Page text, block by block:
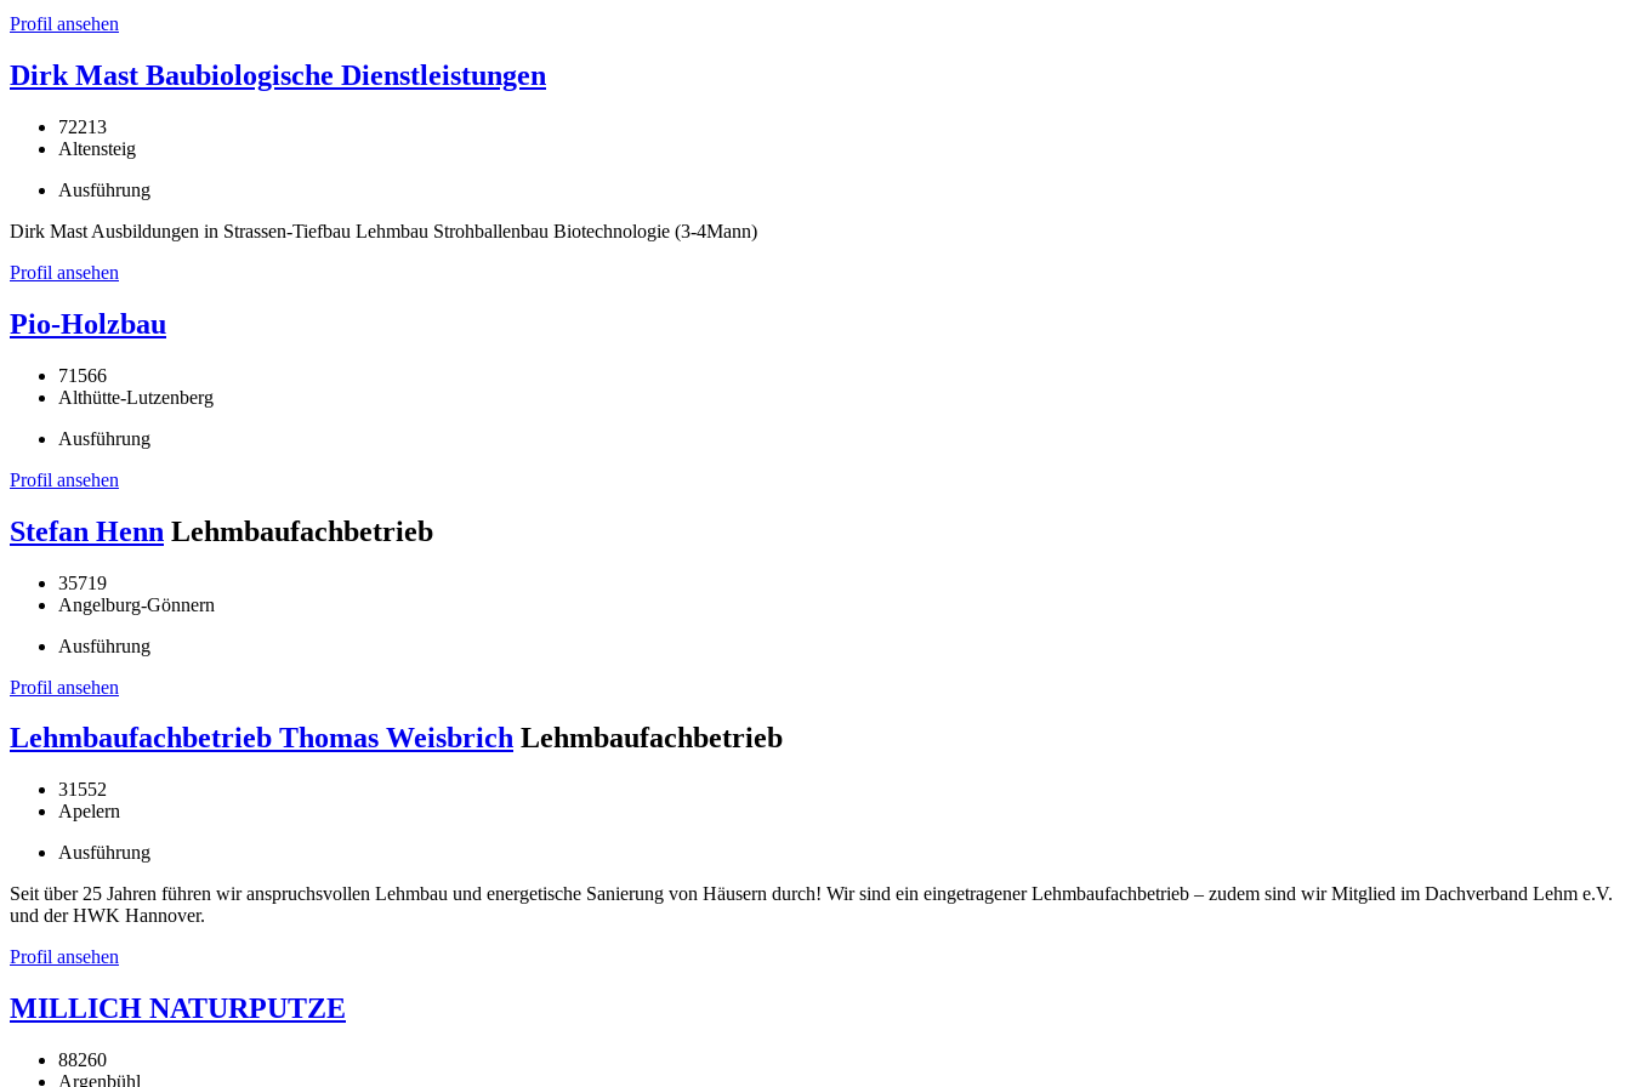
Profil ansehen
Dirk Mast Baubiologische Dienstleistungen
72213
Altensteig
Ausführung
Dirk Mast Ausbildungen in Strassen-Tiefbau Lehmbau Strohballenbau Biotechnologie (3-4Mann)
Profil ansehen
Pio-Holzbau
71566
Althütte-Lutzenberg
Ausführung
Profil ansehen
Stefan Henn Lehmbaufachbetrieb
35719
Angelburg-Gönnern
Ausführung
Profil ansehen
Lehmbaufachbetrieb Thomas Weisbrich Lehmbaufachbetrieb
31552
Apelern
Ausführung
Seit über 25 Jahren führen wir anspruchsvollen Lehmbau und energetische Sanierung von Häusern durch! Wir sind ein eingetragener Lehmbaufachbetrieb – zudem sind wir Mitglied im Dachverband Lehm e.V.
und der HWK Hannover.
Profil ansehen
MILLICH NATURPUTZE
88260
Argenbühl